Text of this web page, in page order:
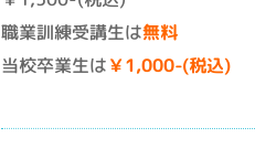
職業訓練受講生は無料
当校卒業生は￥1,000-(税込)